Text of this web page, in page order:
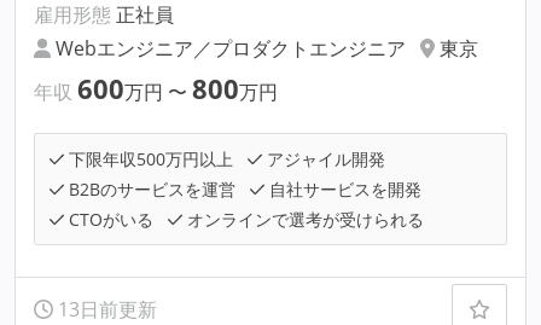
雇用形態 正社員
Webエンジニア／プロダクトエンジニア
東京
年収 600万円 〜 800万円
下限年収500万円以上
アジャイル開発
B2Bのサービスを運営
自社サービスを開発
CTOがいる
オンラインで選考が受けられる
13日前更新